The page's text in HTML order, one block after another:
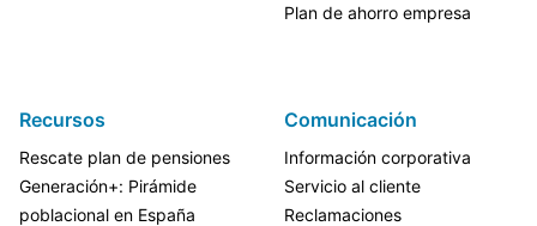
Plan de ahorro empresa
Recursos
Rescate plan de pensiones
Generación+: Pirámide
poblacional en España
Comunicación
Información corporativa
Servicio al cliente
Reclamaciones